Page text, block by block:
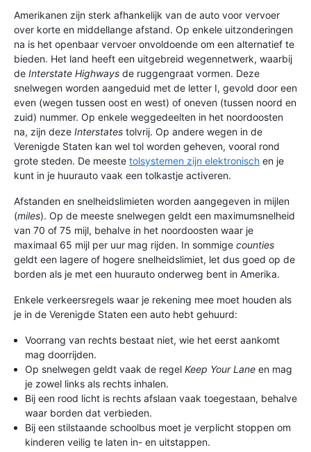
Amerikanen zijn sterk afhankelijk van de auto voor vervoer
over korte en middellange afstand. Op enkele uitzonderingen
na is het openbaar vervoer onvoldoende om een alternatief te
bieden. Het land heeft een uitgebreid wegennetwerk, waarbij
de Interstate Highways de ruggengraat vormen. Deze
snelwegen worden aangeduid met de letter I, gevold door een
even (wegen tussen oost en west) of oneven (tussen noord en
zuid) nummer. Op enkele weggedeelten in het noordoosten
na, zijn deze Interstates tolvrij. Op andere wegen in de
Verenigde Staten kan wel tol worden geheven, vooral rond
grote steden. De meeste tolsystemen zijn elektronisch en je
kunt in je huurauto vaak een tolkastje activeren.
Afstanden en snelheidslimieten worden aangegeven in mijlen
(miles). Op de meeste snelwegen geldt een maximumsnelheid
van 70 of 75 mijl, behalve in het noordoosten waar je
maximaal 65 mijl per uur mag rijden. In sommige counties
geldt een lagere of hogere snelheidslimiet, let dus goed op de
borden als je met een huurauto onderweg bent in Amerika.
Enkele verkeersregels waar je rekening mee moet houden als
je in de Verenigde Staten een auto hebt gehuurd:
Voorrang van rechts bestaat niet, wie het eerst aankomt
mag doorrijden.
Op snelwegen geldt vaak de regel Keep Your Lane en mag
je zowel links als rechts inhalen.
Bij een rood licht is rechts afslaan vaak toegestaan, behalve
waar borden dat verbieden.
Bij een stilstaande schoolbus moet je verplicht stoppen om
kinderen veilig te laten in- en uitstappen.